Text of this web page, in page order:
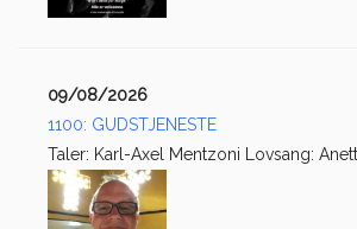
09/08/2026
1100: GUDSTJENESTE
Taler: Karl-Axel Mentzoni Lovsang: